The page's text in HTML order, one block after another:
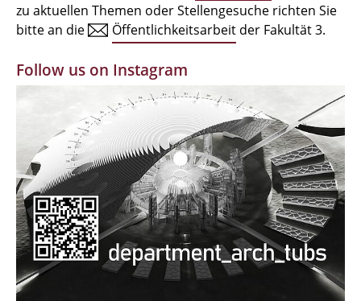
Zeichensäle
MBW | Modellbauwerkstatt
Alumni | cloud club
Dokumente und Downloads
zu aktuellen Themen oder Stellengesuche richten Sie
bitte an die
Öffentlichkeitsarbeit der Fakultät 3.
Follow us on Instagram